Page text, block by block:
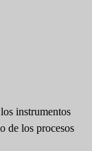
instrumentos
de los procesos